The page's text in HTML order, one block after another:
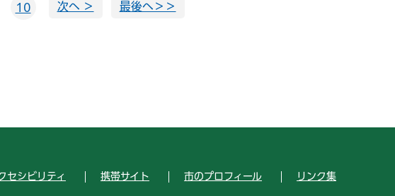
10 次へ ＞ 最後へ＞＞
セシビリティ 携帯サイト 市のプロフィール リンク集